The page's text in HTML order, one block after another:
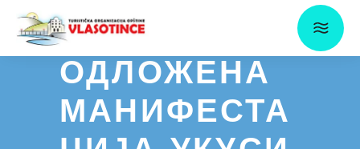
ОДЛОЖЕНА
МАНИФЕСТА